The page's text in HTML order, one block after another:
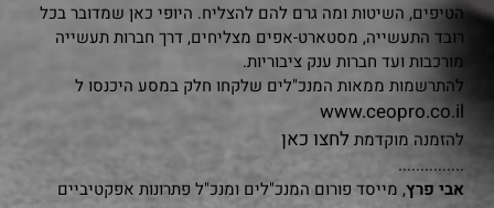
הטיפים, השיטות ומה גרם להם להצליח. היופי כאן שמדובר בכל
רובד התעשייה, מסטארט-אפים מצליחים, דרך חברות תעשייה
מורכבות ועד חברות ענק ציבוריות.
להתרשמות ממאות המנכ"לים שלקחו חלק במסע היכנסו ל
www.ceopro.co.il
להזמנה מוקדמת לחצו כאן
...............
אבי פרץ, מייסד פורום המנכ"לים ומנכ"ל פתרונות אפקטיביים